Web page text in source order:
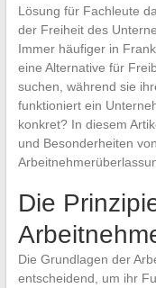
Lösung für Fachleute
der Freiheit des
Immer häufiger in
eine Alternative für
suchen, während sie
funktioniert ein
konkret? In diesem
und Besonderheiten
Die
Die Grundlagen der
entscheidend, um ihr